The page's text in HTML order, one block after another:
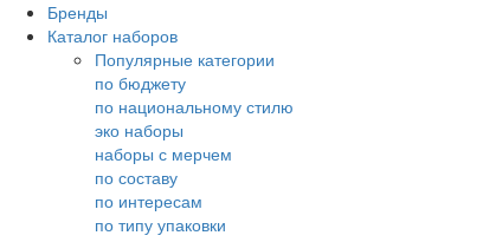
Бренды
Каталог наборов
Популярные категории
по бюджету
по национальному стилю
эко наборы
наборы с мерчем
по составу
по интересам
по типу упаковки